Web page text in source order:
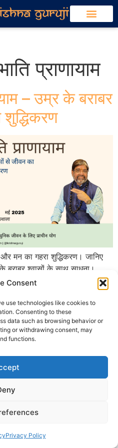
Consent
use technologies like cookies to
Consenting to these
data such as browsing behavior or
or withdrawing consent, may
functions.
Privacy Policy
प्राणायाम
– उम्र के बराबर
मन का गहरा शुद्धिकरण। जानिए
बराबर श्वासों के साथ साधना।
Cookie Policy